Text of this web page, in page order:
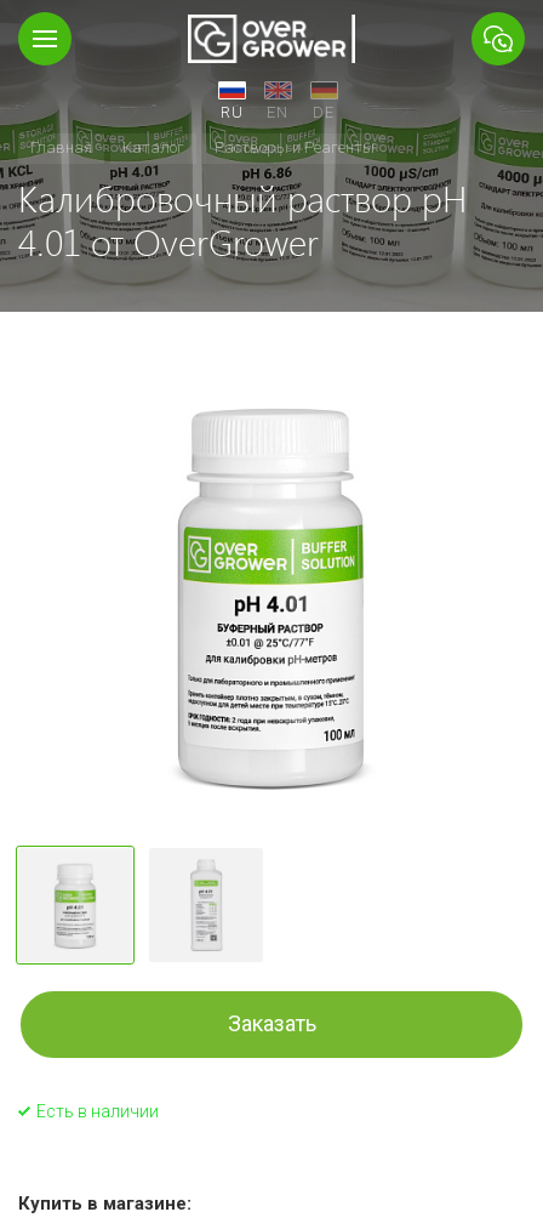
RU EN
DE
Главная
Каталог Растворы и Реагенты
Калибровочный раствор рН
4.01 от OverGrower
Есть в наличии
Купить в магазине:
Заказать